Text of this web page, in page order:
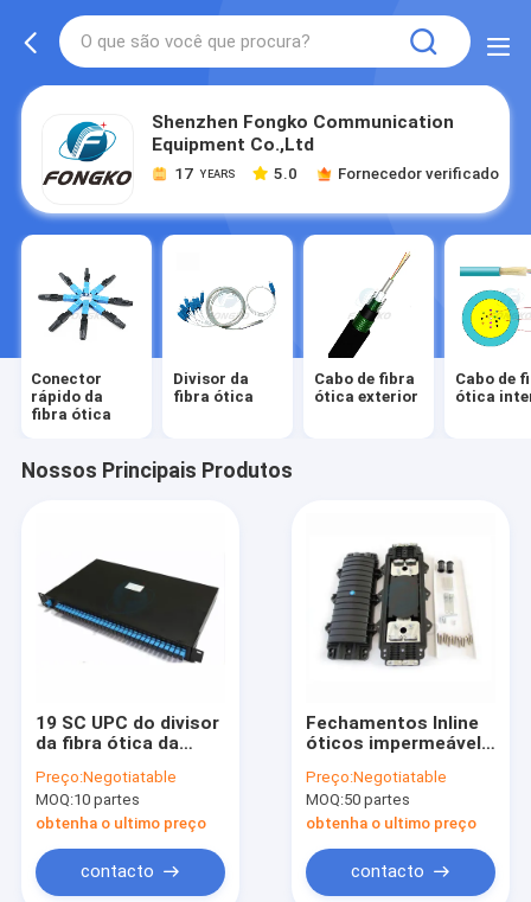
Shenzhen Fongko Communication
Equipment Co.,Ltd
17 YEARS 5.0 Fornecedor verificado
Conector
rápido da
fibra ótica
Divisor da
fibra ótica
Cabo de fibra
ótica exterior
Cabo de
ótica
Nossos Principais Produtos
19 SC UPC do divisor
da fibra ótica da
do plc da polegada
1x32
Preço:Negotiatable
MOQ:10 partes
obtenha o ultimo preço
contacto
Fechamentos Inline
óticos impermeável
da saída da entrada 2
dos núcleos 2 do
OEM PPR 24 48 72
Preço:Negotiatable
MOQ:50 partes
obtenha o ultimo preço
contacto